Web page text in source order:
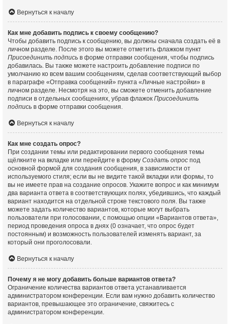
Вернуться к началу
Как мне добавить подпись к своему сообщению?
Чтобы добавить подпись к сообщению, вы должны сначала создать её в
личном разделе. После этого вы можете отметить флажком пункт
Присоединить подпись в форме отправки сообщения, чтобы подпись
добавилась. Вы также можете настроить добавление подписи по
умолчанию ко всем вашим сообщениям, сделав соответствующий выбор
в параграфе «Отправка сообщений» пункта «Личные настройки» в
личном разделе. Несмотря на это, вы сможете отменить добавление
подписи в отдельных сообщениях, убрав флажок Присоединить
подпись в форме отправки сообщения.
Вернуться к началу
Как мне создать опрос?
При создании темы или редактировании первого сообщения темы
щёлкните на вкладке или перейдите в форму Создать опрос под
основной формой для создания сообщения, в зависимости от
используемого стиля; если вы не видите такой вкладки или формы, то
вы не имеете прав на создание опросов. Укажите вопрос и как минимум
два варианта ответа в соответствующих полях, убедившись, что каждый
вариант находится на отдельной строке текстового поля. Вы также
можете задать количество вариантов, которые могут выбрать
пользователи при голосовании, с помощью опции «Вариантов ответа»,
период проведения опроса в днях (0 означает, что опрос будет
постоянным) и возможность пользователей изменять вариант, за
который они проголосовали.
Вернуться к началу
Почему я не могу добавить больше вариантов ответа?
Ограничение количества вариантов ответа устанавливается
администратором конференции. Если вам нужно добавить количество
вариантов, превышающее это ограничение, свяжитесь с
администратором конференции.